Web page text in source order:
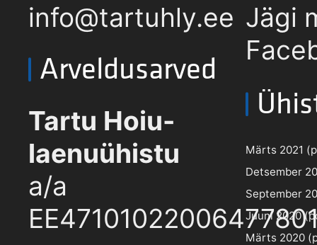
info@tartuhly.ee
Arveldusarved
Tartu Hoiu-
laenuühistu
a/a
Jägi
Märts 2021
Detsember
September
Juuni 2020
Märts 2020